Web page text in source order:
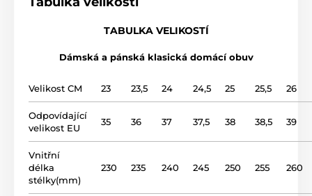
domácí obuv
kůže
podšívka kůže
podrážka
název modelu 3003
TABULKA VELIKOSTÍ
Dámská a pánská klasická domácí obuv
Velikost CM 23 23,5 24 24,5 25 25,5 26
Odpovídající
velikost EU
35 36 37 37,5 38 38,5 39
Vnitřní
délka
stélky(mm)
230 235 240 245 250 255 260